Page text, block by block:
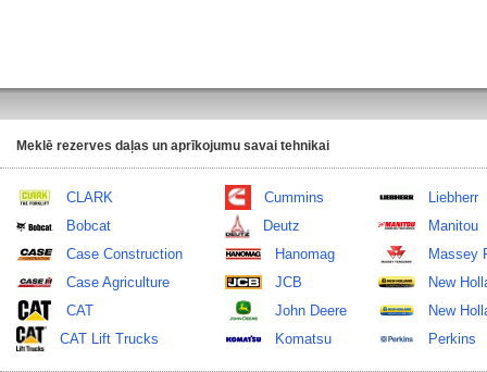
Meklē rezerves daļas un aprīkojumu savai tehnikai
CLARK
Bobcat
Case Construction
Case Agriculture
CAT
CAT Lift Trucks
Cummins
Deutz
Hanomag
JCB
John Deere
Komatsu
Liebherr
Manitou
Massey
New
New
Perkins